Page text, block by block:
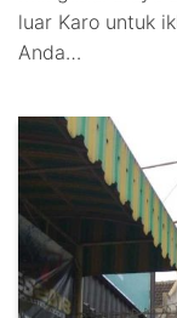
luar Karo untuk
Anda…